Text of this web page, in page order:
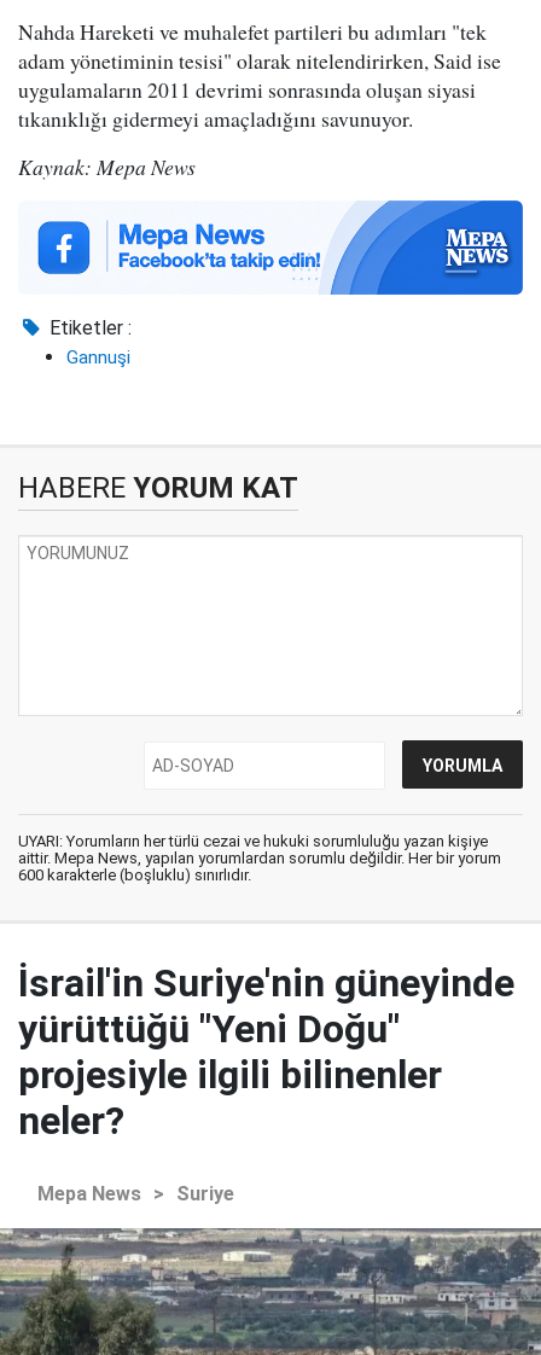
Nahda Hareketi ve muhalefet partileri bu adımları "tek
adam yönetiminin tesisi" olarak nitelendirirken, Said ise
uygulamaların 2011 devrimi sonrasında oluşan siyasi
tıkanıklığı gidermeyi amaçladığını savunuyor.
Kaynak: Mepa News
Etiketler :
Gannuşi
HABERE YORUM KAT
UYARI: Yorumların her türlü cezai ve hukuki sorumluluğu yazan kişiye
aittir. Mepa News, yapılan yorumlardan sorumlu değildir. Her bir yorum
600 karakterle (boşluklu) sınırlıdır.
İsrail'in Suriye'nin güneyinde
yürüttüğü "Yeni Doğu"
projesiyle ilgili bilinenler
neler?
Mepa News > Suriye